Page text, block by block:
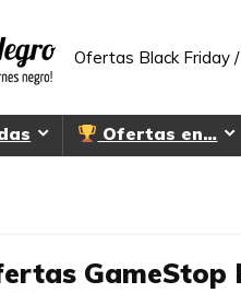
Ofertas Black Friday
Ofertas en…
GameStop